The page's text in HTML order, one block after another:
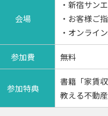
会場
・新宿サン
・お客様ご
・オンライ
参加費 無料
参加特典
書籍「家賃
教える不動